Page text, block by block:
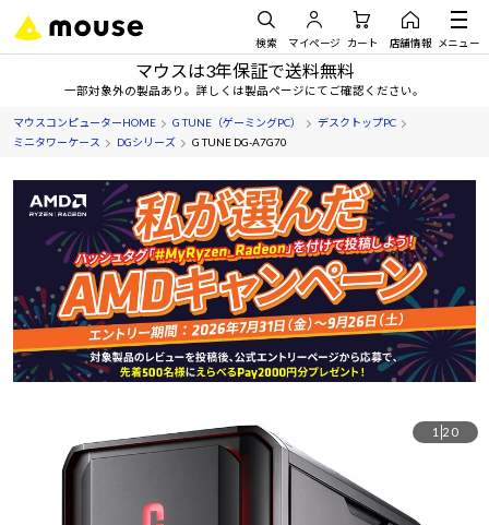
検索 マイページ カート 店舗情報 メニュー
マウスは3年保証で送料無料
一部対象外の製品あり。詳しくは製品ページにてご確認ください。
マウスコンピューターHOME G TUNE（ゲーミングPC）
デスクトップPC
ミニタワーケース
DGシリーズ G TUNE DG-A7G70
1 20